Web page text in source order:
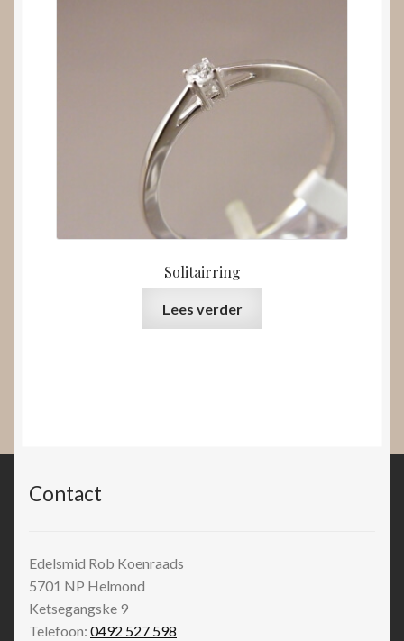
Solitairring
Lees verder
Contact
Edelsmid Rob Koenraads
5701 NP Helmond
Ketsegangske 9
Telefoon: 0492 527 598